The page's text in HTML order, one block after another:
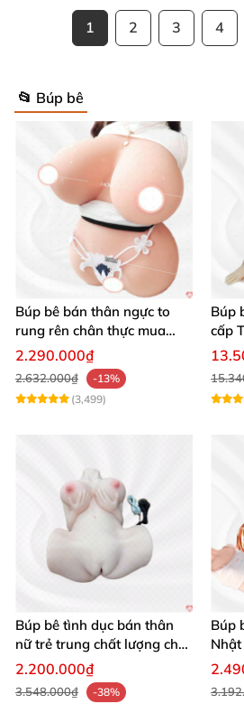
1 2 3 4
📂 Búp bê
Búp bê bán thân ngực to
rung rên chân thực mua
ngay
2.290.000₫
2.632.000₫
-13%
(3,499)
Búp
cấp
Búp bê tình dục bán thân
nữ trẻ trung chất lượng chất
chơi
2.200.000₫
3.548.000₫ -38%
Búp
TPE